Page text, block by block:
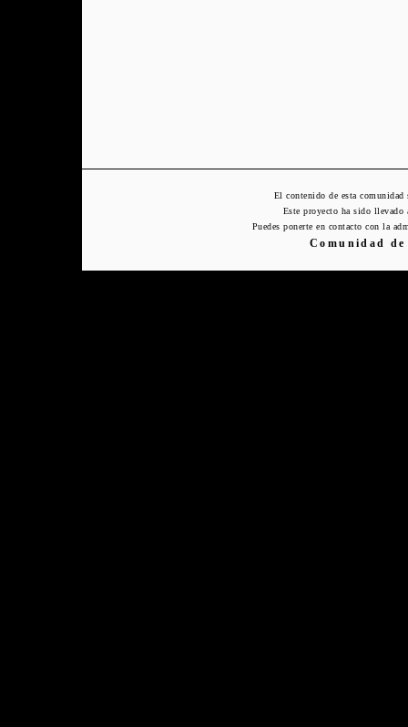
El contenido de esta
Este proyecto ha sido
Puedes ponerte en contacto con la
Comunidad